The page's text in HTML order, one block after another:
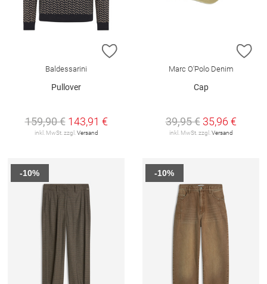
ZUR WUNSCHLISTE HINZUFÜGEN
Baldessarini
Pullover
159,90 € 143,91 €
inkl. MwSt. zzgl. Versand
Marc O'Polo Denim
Cap
39,95 € 35,96 €
inkl. MwSt. zzgl. Versand
-10% -10%